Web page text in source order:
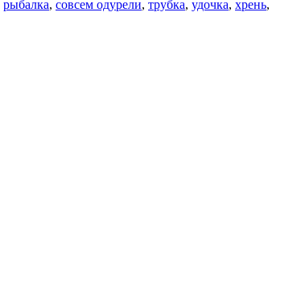
рыбалка, совсем одурели, трубка, удочка, хрень,